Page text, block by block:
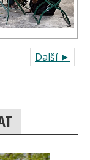
Další ►